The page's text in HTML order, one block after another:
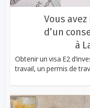
Vous
d’un
à
Obtenir un visa E2
travail, un permis de